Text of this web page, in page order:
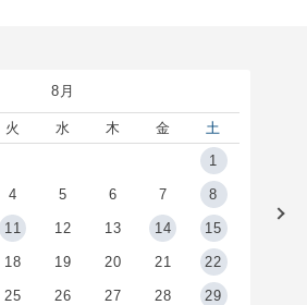
8月
火 水 木 金
土
1
4 5 6 7 8
11 12 13 14 15
18 19 20 21 22
25 26 27 28 29